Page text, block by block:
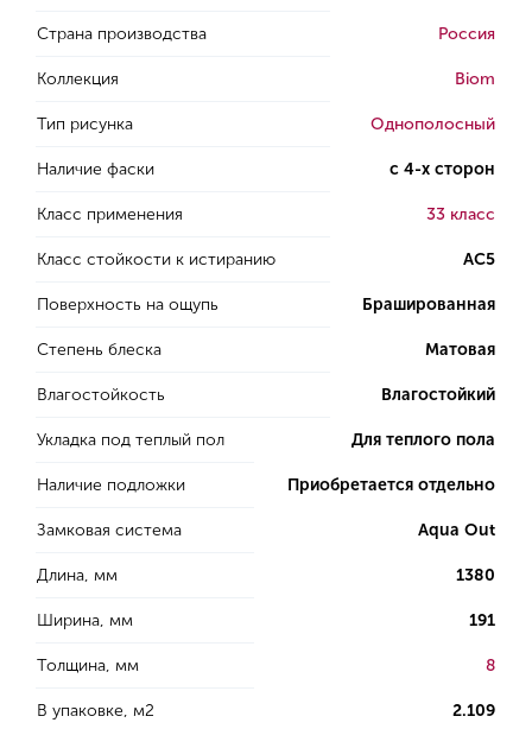
Страна производства Россия
Коллекция Biom
Тип рисунка Однополосный
Наличие фаски с 4-х сторон
Класс применения 33 класс
Класс стойкости к истиранию AC5
Поверхность на ощупь Брашированная
Степень блеска Матовая
Влагостойкость Влагостойкий
Укладка под теплый пол Для теплого пола
Наличие подложки Приобретается отдельно
Замковая система Aqua Out
Длина, мм 1380
Ширина, мм 191
Толщина, мм 8
В упаковке, м2 2.109